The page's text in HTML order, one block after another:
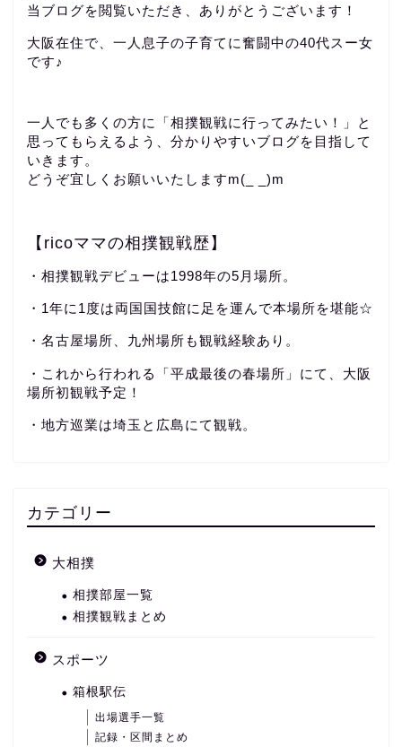
当ブログを閲覧いただき、ありがとうございます！
大阪在住で、一人息子の子育てに奮闘中の40代スー女
です♪
一人でも多くの方に「相撲観戦に行ってみたい！」と
思ってもらえるよう、分かりやすいブログを目指して
いきます。
どうぞ宜しくお願いいたしますm(_ _)m
【ricoママの相撲観戦歴】
・相撲観戦デビューは1998年の5月場所。
・1年に1度は両国国技館に足を運んで本場所を堪能☆
・名古屋場所、九州場所も観戦経験あり。
・これから行われる「平成最後の春場所」にて、大阪
場所初観戦予定！
・地方巡業は埼玉と広島にて観戦。
カテゴリー
大相撲
相撲部屋一覧
相撲観戦まとめ
スポーツ
箱根駅伝
出場選手一覧
記録・区間まとめ